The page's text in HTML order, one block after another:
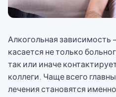
Алкогольная зависимость
касается не только
так или иначе
коллеги. Чаще всего
лечения становятся